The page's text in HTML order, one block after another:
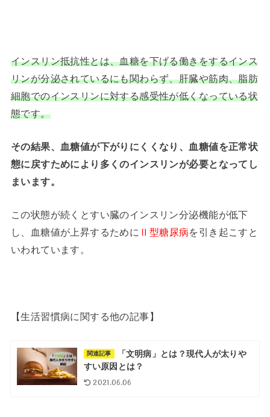
インスリン抵抗性とは、血糖を下げる働きをするインス
リンが分泌されているにも関わらず、肝臓や筋肉、脂肪
細胞でのインスリンに対する感受性が低くなっている状
態です。
その結果、血糖値が下がりにくくなり、血糖値を正常状
態に戻すためにより多くのインスリンが必要となってし
まいます。
この状態が続くとすい臓のインスリン分泌機能が低下
し、血糖値が上昇するために Ⅱ型糖尿病を引き起こすと
いわれています。
【生活習慣病に関する他の記事】
関連記事
「文明病」とは？現代人が太りや
すい原因とは？
2021.06.06